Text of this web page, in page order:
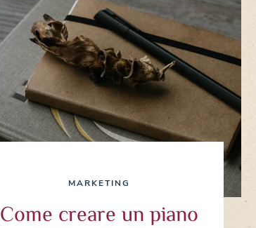
MARKETING
Come creare un piano